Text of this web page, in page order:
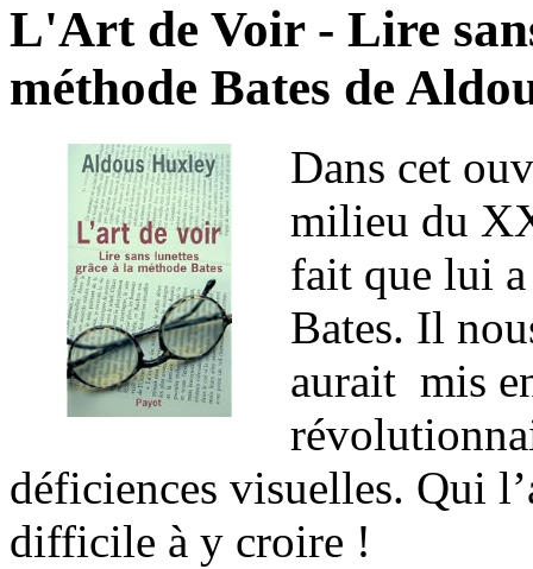
L'Art de Voir - Lire
méthode Bates de
Dans cet
milieu du
fait que lui
Bates. Il
aurait mis
déficiences visuelles. Qui
difficile à y croire !